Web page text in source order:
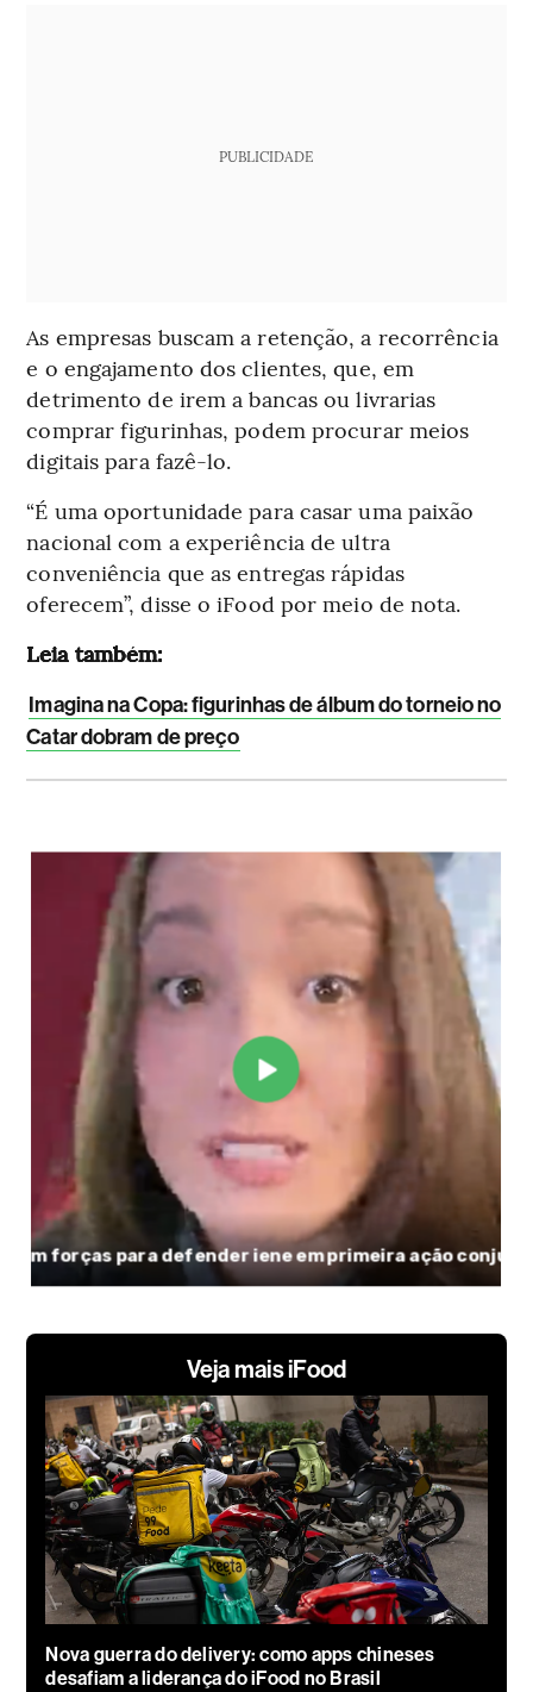
PUBLICIDADE
As empresas buscam a retenção, a recorrência
e o engajamento dos clientes, que, em
detrimento de irem a bancas ou livrarias
comprar figurinhas, podem procurar meios
digitais para fazê-lo.
“É uma oportunidade para casar uma paixão
nacional com a experiência de ultra
conveniência que as entregas rápidas
oferecem”, disse o iFood por meio de nota.
Leia também:
Imagina na Copa: figurinhas de álbum do torneio no
Catar dobram de preço
Veja mais iFood
Nova guerra do delivery: como apps chineses
desafiam a liderança do iFood no Brasil